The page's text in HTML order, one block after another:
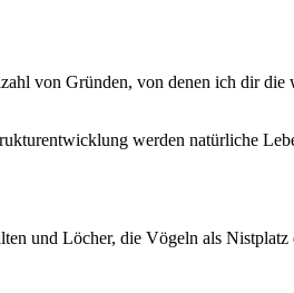
von Gründen, von denen ich dir die
werden natürliche
und Löcher, die Vögeln als